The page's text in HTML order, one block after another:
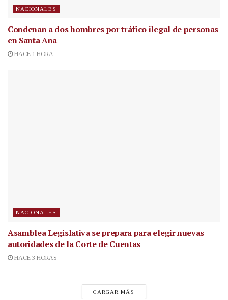
NACIONALES
Condenan a dos hombres por tráfico ilegal de personas
en Santa Ana
HACE 1 HORA
NACIONALES
Asamblea Legislativa se prepara para elegir nuevas
autoridades de la Corte de Cuentas
HACE 3 HORAS
CARGAR MÁS